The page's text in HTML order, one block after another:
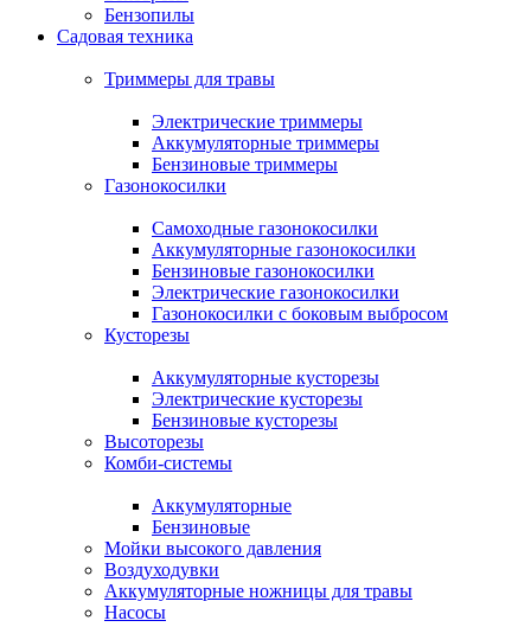
Бензопилы
Садовая техника
Триммеры для травы
Электрические триммеры
Аккумуляторные триммеры
Бензиновые триммеры
Газонокосилки
Самоходные газонокосилки
Аккумуляторные газонокосилки
Бензиновые газонокосилки
Электрические газонокосилки
Газонокосилки с боковым выбросом
Кусторезы
Аккумуляторные кусторезы
Электрические кусторезы
Бензиновые кусторезы
Высоторезы
Комби-системы
Аккумуляторные
Бензиновые
Мойки высокого давления
Воздуходувки
Аккумуляторные ножницы для травы
Насосы